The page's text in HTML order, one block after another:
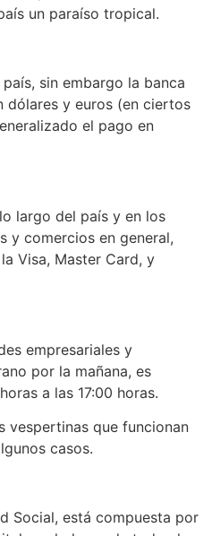
un paraíso tropical.
sin embargo la banca
dólares y euros (en ciertos
el pago en
largo del país y en los
y comercios en general,
Visa, Master Card, y
empresariales y
por la mañana, es
a las 17:00 horas.
vespertinas que funcionan
casos.
Social, está compuesta por